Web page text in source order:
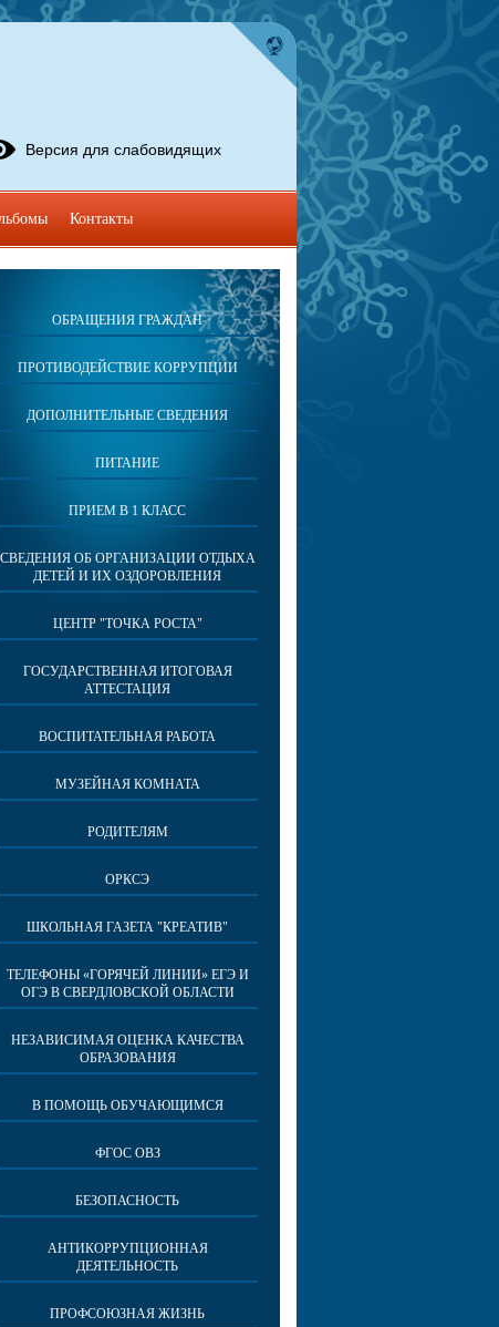
ОБРАЩЕНИЯ ГРАЖДАН
ПРОТИВОДЕЙСТВИЕ КОРРУПЦИИ
ДОПОЛНИТЕЛЬНЫЕ СВЕДЕНИЯ
ПИТАНИЕ
ПРИЕМ В 1 КЛАСС
СВЕДЕНИЯ ОБ ОРГАНИЗАЦИИ ОТДЫХА
ДЕТЕЙ И ИХ ОЗДОРОВЛЕНИЯ
ЦЕНТР "ТОЧКА РОСТА"
ГОСУДАРСТВЕННАЯ ИТОГОВАЯ
АТТЕСТАЦИЯ
ВОСПИТАТЕЛЬНАЯ РАБОТА
МУЗЕЙНАЯ КОМНАТА
РОДИТЕЛЯМ
ОРКСЭ
ШКОЛЬНАЯ ГАЗЕТА "КРЕАТИВ"
ТЕЛЕФОНЫ «ГОРЯЧЕЙ ЛИНИИ» ЕГЭ И
ОГЭ В СВЕРДЛОВСКОЙ ОБЛАСТИ
НЕЗАВИСИМАЯ ОЦЕНКА КАЧЕСТВА
ОБРАЗОВАНИЯ
В ПОМОЩЬ ОБУЧАЮЩИМСЯ
ФГОС ОВЗ
БЕЗОПАСНОСТЬ
АНТИКОРРУПЦИОННАЯ
ДЕЯТЕЛЬНОСТЬ
ПРОФСОЮЗНАЯ ЖИЗНЬ
Версия для слабовидящих
Контакты